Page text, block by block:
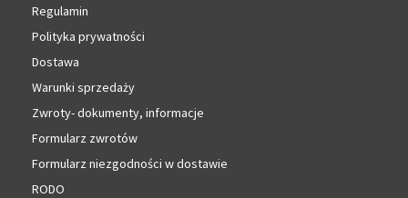
Regulamin
Polityka prywatności
Dostawa
Warunki sprzedaży
Zwroty- dokumenty, informacje
Formularz zwrotów
Formularz niezgodności w dostawie
RODO